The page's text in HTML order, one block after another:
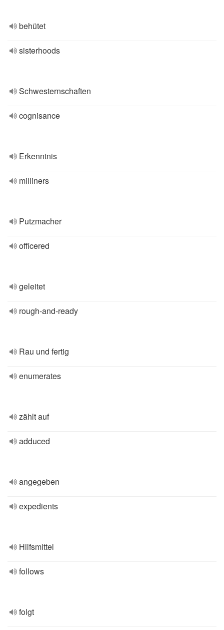
behütet
sisterhoods
Schwesternschaften
cognisance
Erkenntnis
milliners
Putzmacher
officered
geleitet
rough-and-ready
Rau und fertig
enumerates
zählt auf
adduced
angegeben
expedients
Hilfsmittel
follows
folgt